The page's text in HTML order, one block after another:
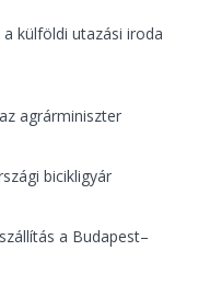
külföldi utazási iroda
agrárminiszter
bicikligyár
a Budapest–